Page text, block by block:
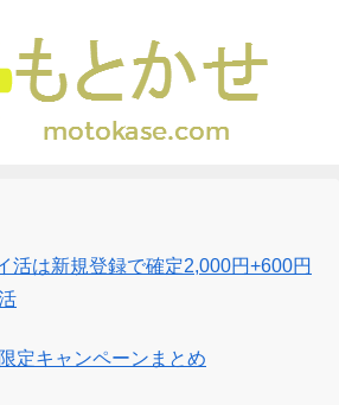
活は新規登録で確定2,000円+600円
定キャンペーンまとめ